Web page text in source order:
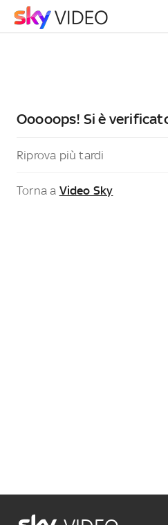
Ooooops! Si è
Riprova più tardi
Torna a Video Sky